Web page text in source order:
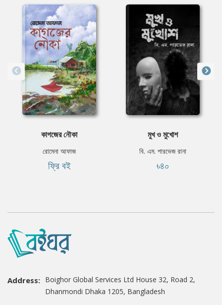
কাগজের নৌকা
রোমেনা আফাজ
ফ্রি বই
মুখ ও মুখোশ
বি. এম. পারভেজ রানা
৳৪০
Address: Boighor Global Services Ltd House 32, Road 2,
Dhanmondi Dhaka 1205, Bangladesh